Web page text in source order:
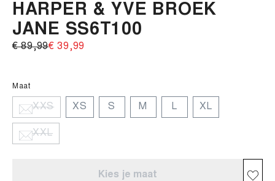
HARPER & YVE BROEK
JANE SS6T100
€ 89,99‌€ 39,99‌
Maat
XXS XS S M L XL
XXL
Kies je maat